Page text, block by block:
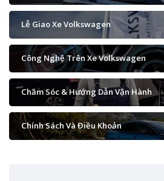
Lễ Giao Xe Volkswagen
Công Nghệ Trên Xe Volkswagen
Chăm Sóc & Hướng Dẫn Vận Hành
Chính Sách Và Điều Khoản